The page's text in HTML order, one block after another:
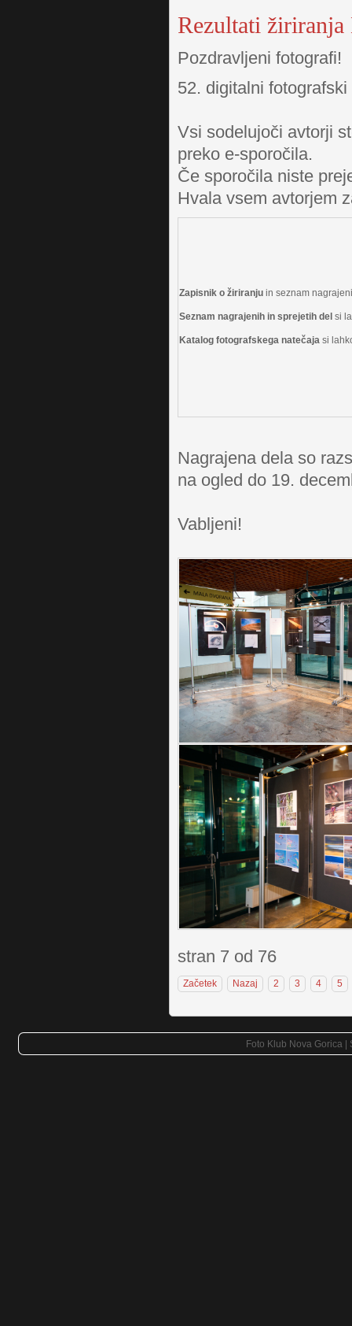
Rezultati
Pozdravljeni fotografi!
52. digitalni
Vsi sodelujoči avtorji
preko e-sporočila.
Če sporočila niste
Hvala vsem avtorjem
Zapisnik o žiriranju in seznam
Seznam nagrajenih in sprejetih del si
Katalog fotografskega natečaja si
Nagrajena dela so
na ogled do 19.
Vabljeni!
stran 7 od 76
Začetek Nazaj 2 3 4 5
Foto Klub Nova Gorica